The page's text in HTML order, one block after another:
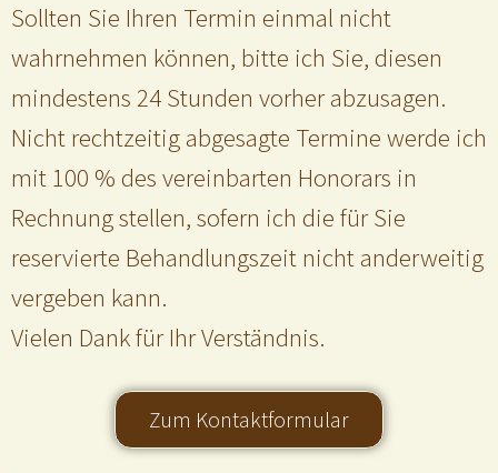
Sollten Sie Ihren Termin einmal nicht
wahrnehmen können, bitte ich Sie, diesen
mindestens 24 Stunden vorher abzusagen.
Nicht rechtzeitig abgesagte Termine werde ich
mit 100 % des vereinbarten Honorars in
Rechnung stellen, sofern ich die für Sie
reservierte Behandlungszeit nicht anderweitig
vergeben kann.
Vielen Dank für Ihr Verständnis.
Zum Kontaktformular